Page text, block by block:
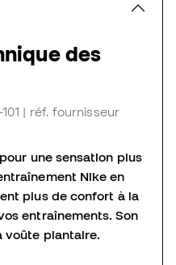
des
| réf. fournisseur
une sensation plus
Nike en
plus de confort à la
entraînements. Son
voûte plantaire.